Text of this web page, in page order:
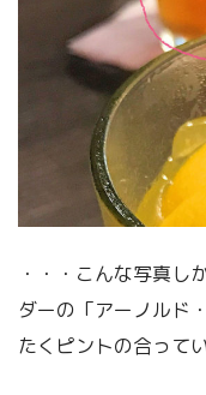
・・・こんな写真し
ダーの「アーノルド
たくピントの合って